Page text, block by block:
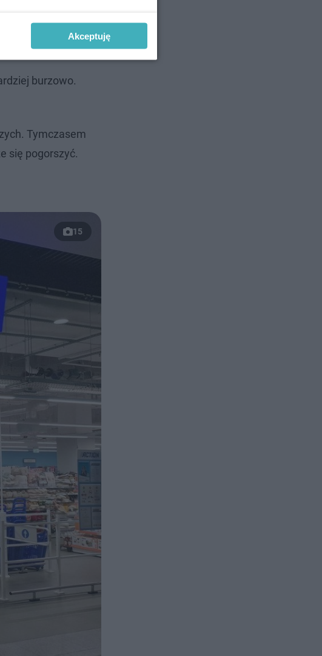
nawet lokalne
burzowo.
Tymczasem
się pogorszyć.
15
Akceptuję